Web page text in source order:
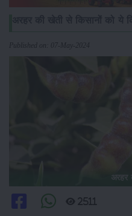
Published on: 07-May-2024
2511